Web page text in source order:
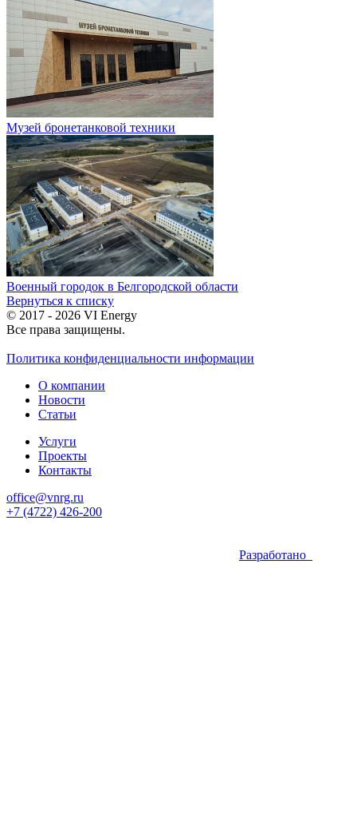
Музей бронетанковой техники
Военный городок в Белгородской области
Вернуться к списку
© 2017 - 2026 VI Energy
Все права защищены.
Политика конфиденциальности информации
О компании
Новости
Статьи
Услуги
Проекты
Контакты
office@vnrg.ru
+7 (4722) 426-200
Разработано